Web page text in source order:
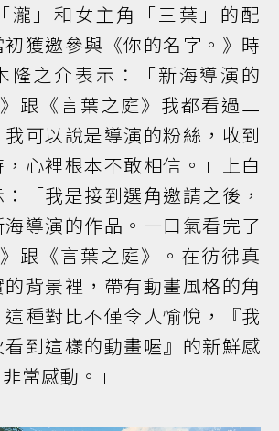
瀧」和女主角「三葉」的配
獲邀參與《你的名字。》時
隆之介表示：「新海導演的
跟《言葉之庭》我都看過二
可以說是導演的粉絲，收到
心裡根本不敢相信。」上白
「我是接到選角邀請之後，
導演的作品。一口氣看完了
跟《言葉之庭》。在彷彿真
背景裡，帶有動畫風格的角
種對比不僅令人愉悅，『我
到這樣的動畫喔』的新鮮感
常感動。」